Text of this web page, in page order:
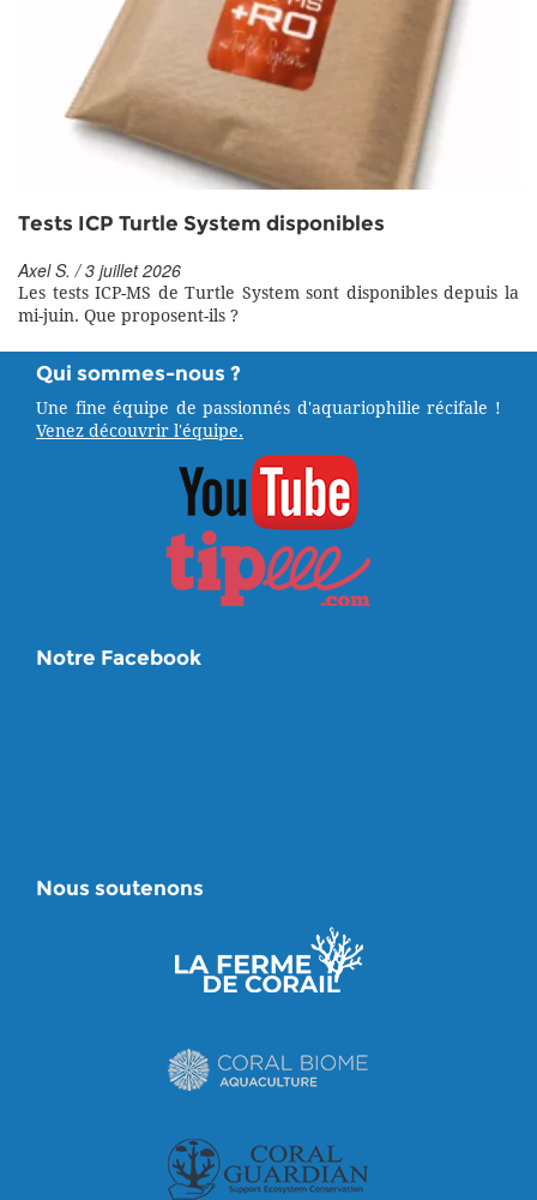
Tests ICP Turtle System disponibles
Axel S. / 3 juillet 2026
Les tests ICP-MS de Turtle System sont disponibles depuis la
mi-juin. Que proposent-ils ?
Qui sommes-nous ?
Une fine équipe de passionnés d'aquariophilie récifale !
Venez découvrir l'équipe.
Notre Facebook
Nous soutenons